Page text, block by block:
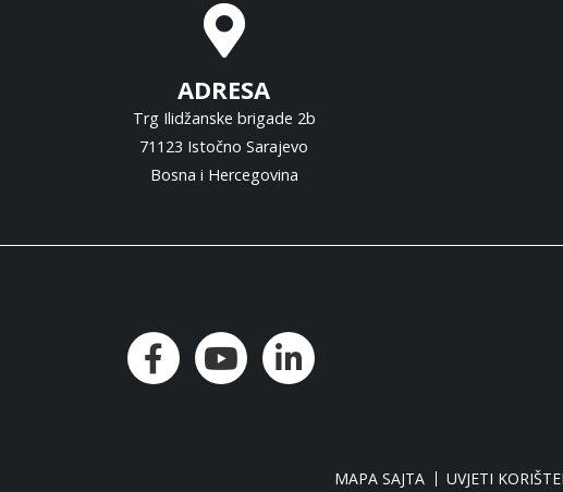
ADRESA
Trg Ilidžanske brigade 2b
71123 Istočno Sarajevo
Bosna i Hercegovina
MAPA SAJTA UVJETI